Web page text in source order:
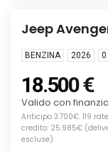
KM0
Jeep
BENZINA 2026 0
18.500 €
Valido con
Anticipo 3.700€. 119
credito: 25.985€
escluse)